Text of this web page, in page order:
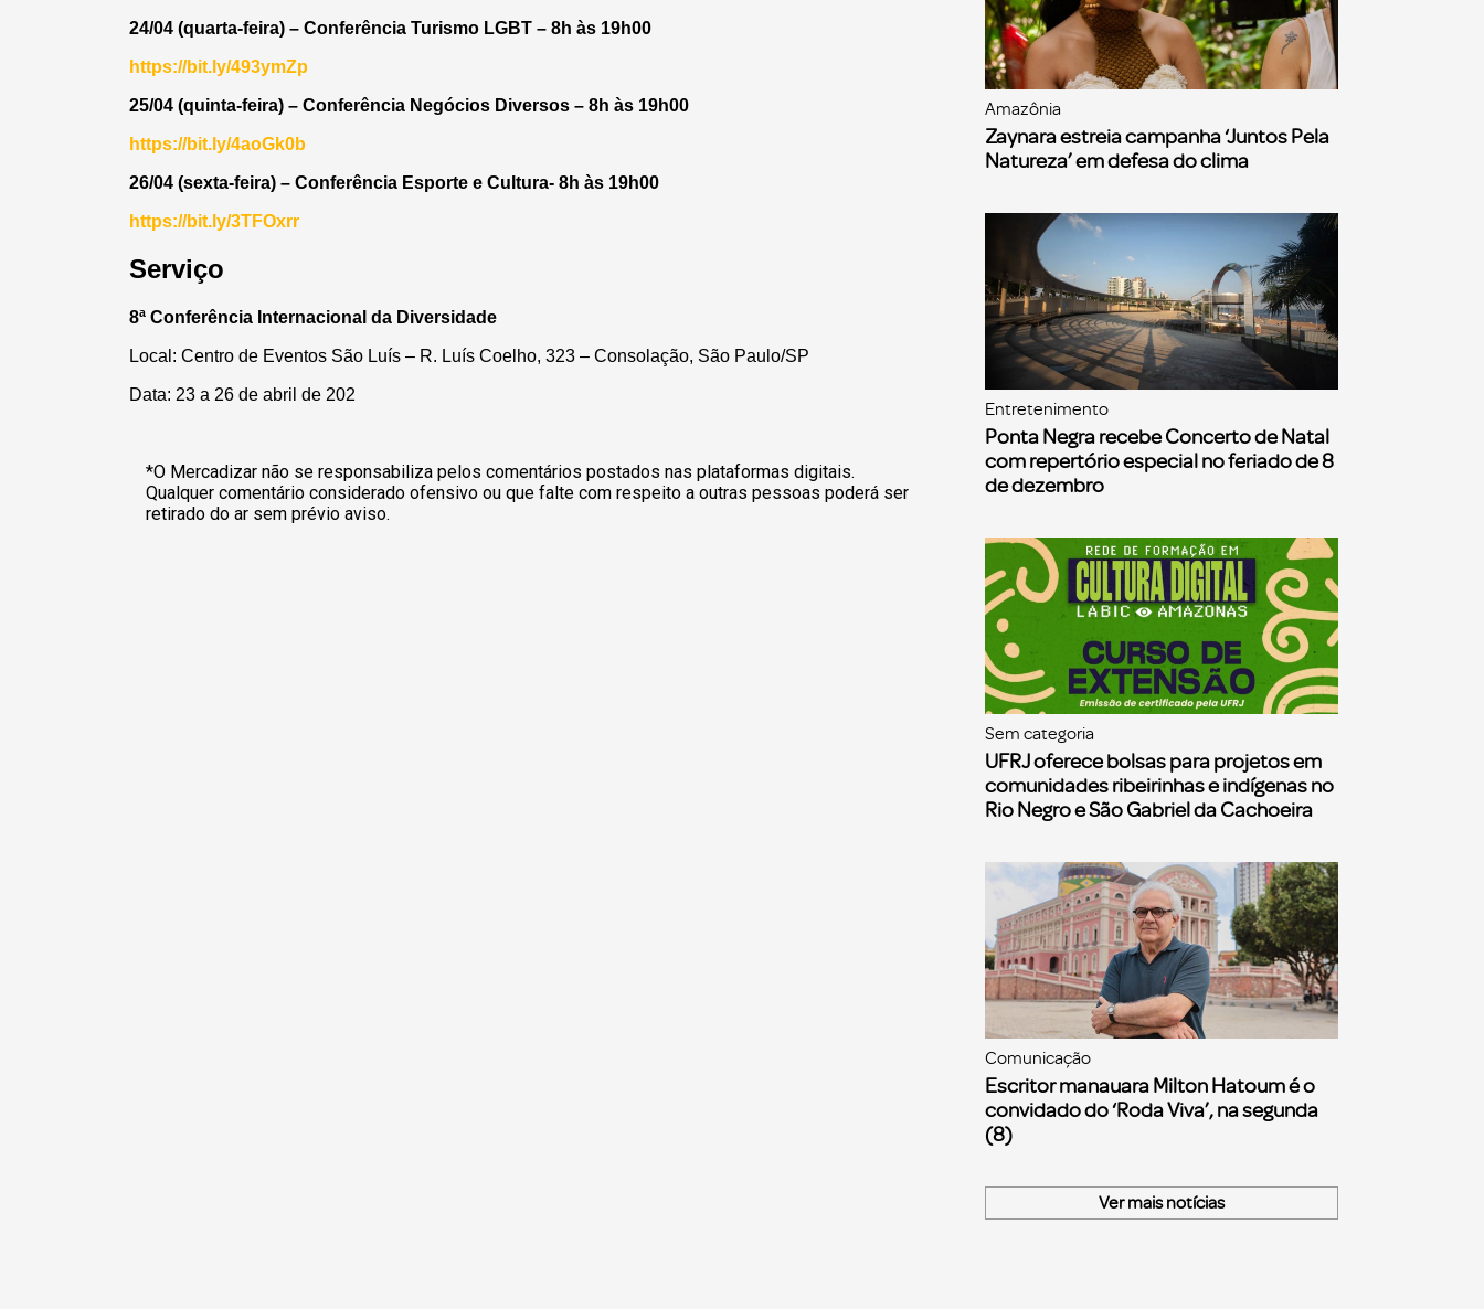
24/04 (quarta-feira) – Conferência Turismo LGBT – 8h às 19h00
https://bit.ly/493ymZp
25/04 (quinta-feira) – Conferência Negócios Diversos – 8h às 19h00
https://bit.ly/4aoGk0b
26/04 (sexta-feira) – Conferência Esporte e Cultura- 8h às 19h00
https://bit.ly/3TFOxrr
Serviço
8ª Conferência Internacional da Diversidade
Local: Centro de Eventos São Luís – R. Luís Coelho, 323 – Consolação, São Paulo/SP
Data: 23 a 26 de abril de 202
*O Mercadizar não se responsabiliza pelos comentários postados nas plataformas digitais.
Qualquer comentário considerado ofensivo ou que falte com respeito a outras pessoas poderá ser
retirado do ar sem prévio aviso.
Amazônia
Zaynara estreia campanha ‘Juntos Pela
Natureza’ em defesa do clima
Entretenimento
Ponta Negra recebe Concerto de Natal
com repertório especial no feriado de 8
de dezembro
Sem categoria
UFRJ oferece bolsas para projetos em
comunidades ribeirinhas e indígenas no
Rio Negro e São Gabriel da Cachoeira
Comunicação
Escritor manauara Milton Hatoum é o
convidado do ‘Roda Viva’, na segunda
(8)
Ver mais notícias